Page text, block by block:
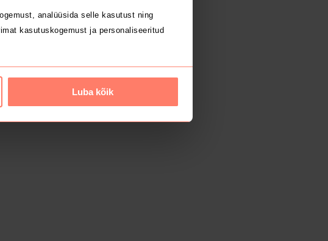
analüüsida selle kasutust ning
kasutuskogemust ja personaliseeritud
Luba kõik